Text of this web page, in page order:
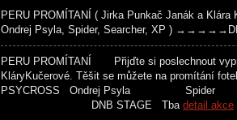
PERU PROMÍTANÍ ( Jirka Punkač Janák a
Ondrej Psyla, Spider, Searcher, XP )
PERU PROMÍTANÍ Přijďte si poslechnout
KláryKučerové. Těšit se můžete na
PSYCROSS Ondrej Psyla
DNB STAGE Tba detail akce